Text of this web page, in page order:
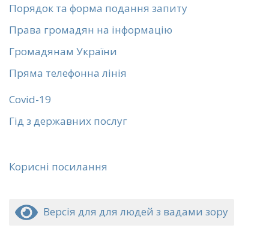
Порядок та форма подання запиту
Права громадян на інформацію
Громадянам України
Пряма телефонна лінія
Covid-19
Гід з державних послуг
Корисні посилання
Версія для для людей з вадами зору